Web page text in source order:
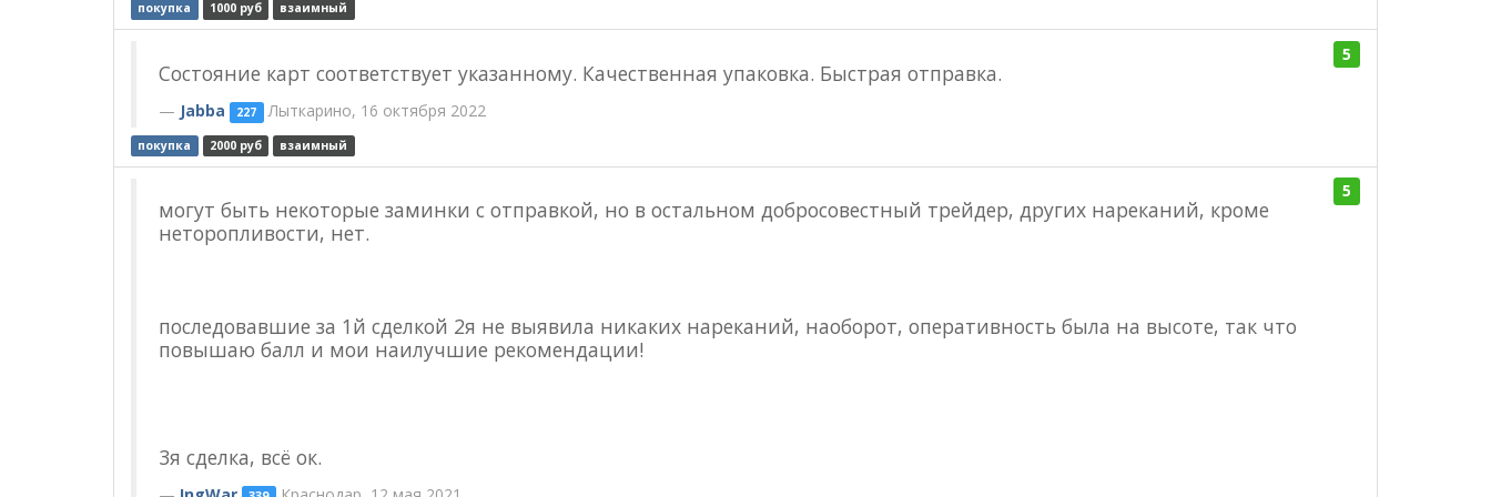
покупка 1000 руб взаимный
5
Состояние карт соответствует указанному. Качественная упаковка. Быстрая отправка.
Jabba 227 Лыткарино, 16 октября 2022
покупка 2000 руб взаимный
5
могут быть некоторые заминки с отправкой, но в остальном добросовестный трейдер, других нареканий, кроме
неторопливости, нет.
последовавшие за 1й сделкой 2я не выявила никаких нареканий, наоборот, оперативность была на высоте, так что
повышаю балл и мои наилучшие рекомендации!
3я сделка, всё ок.